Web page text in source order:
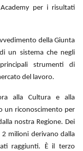
per i risultati
della Giunta
un sistema che negli
strumenti di
del lavoro.
alla Cultura e alla
un riconoscimento per
nostra Regione. Dei
milioni derivano dalla
raggiunti. È il terzo